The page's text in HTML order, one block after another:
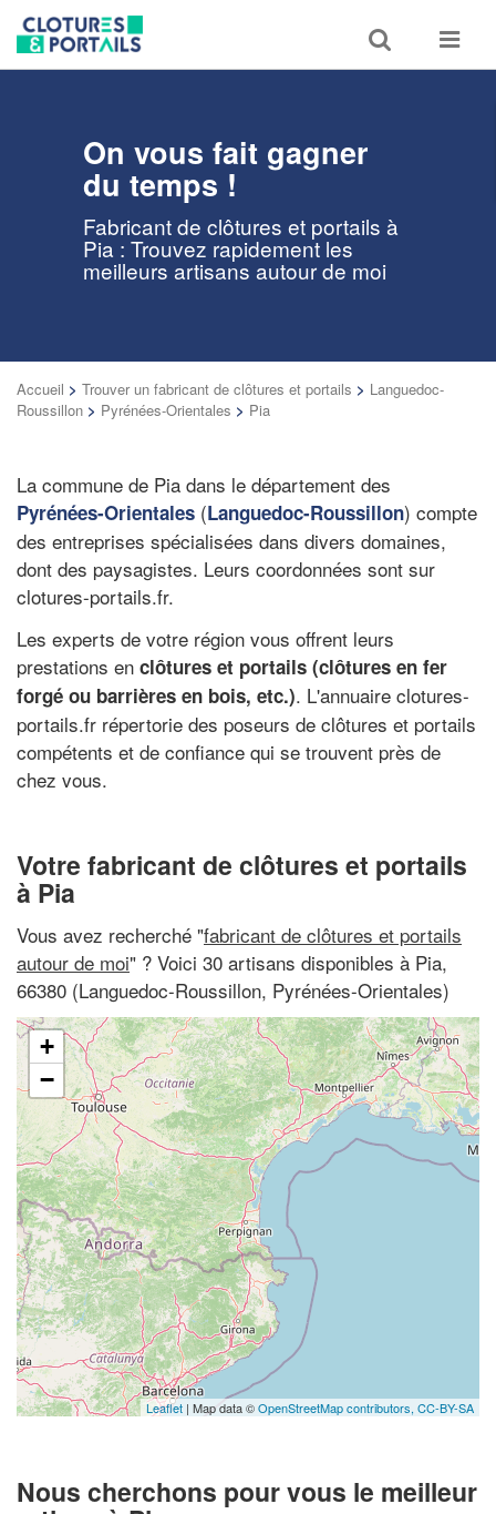
Toggle
search
Toggle
On vous fait gagner
du temps !
Fabricant de clôtures et portails à
Pia : Trouvez rapidement les
meilleurs artisans autour de moi
Accueil > Trouver un fabricant de clôtures et portails > Languedoc-
Roussillon > Pyrénées-Orientales > Pia
La commune de Pia dans le département des
Pyrénées-Orientales (Languedoc-Roussillon) compte
des entreprises spécialisées dans divers domaines,
dont des paysagistes. Leurs coordonnées sont sur
clotures-portails.fr.
Les experts de votre région vous offrent leurs
prestations en clôtures et portails (clôtures en fer
forgé ou barrières en bois, etc.). L'annuaire clotures-
portails.fr répertorie des poseurs de clôtures et portails
compétents et de confiance qui se trouvent près de
chez vous.
Votre fabricant de clôtures et portails
à Pia
Vous avez recherché "fabricant de clôtures et portails
autour de moi" ? Voici 30 artisans disponibles à Pia,
66380 (Languedoc-Roussillon, Pyrénées-Orientales)
+
−
Leaflet | Map data ©OpenStreetMap contributors, CC-BY-SA
Nous cherchons pour vous le meilleur